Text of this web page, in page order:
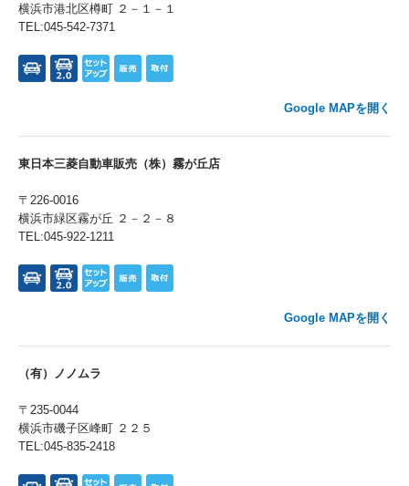
横浜市港北区樽町 ２－１－１
TEL:045-542-7371
Google MAPを開く
東日本三菱自動車販売（株）霧が丘店
〒226-0016
横浜市緑区霧が丘 ２－２－８
TEL:045-922-1211
Google MAPを開く
（有）ノノムラ
〒235-0044
横浜市磯子区峰町 ２２５
TEL:045-835-2418